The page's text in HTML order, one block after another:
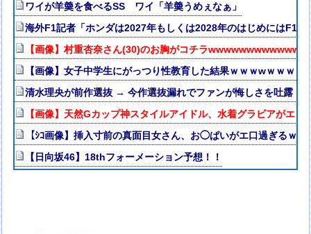
ワイが羊羮を食べるSS ワイ「羊羮うめぇなぁ」
海外F1記者「ホンダは2027年もしくは2028年のはじめにはF1
【画像】村重杏奈さん(30)のお胸がコチラwwwwwwwwwwww
【画像】女子中学生にがっつり性教育した結果ｗｗｗwｗｗｗｗ
清水理央が前作選抜 → 今作選抜漏れでファンが悔しさを吐露【
【画像】天然Gカップ神スタイルアイドル、水着グラビアがエ
【ｼｺ画像】挿入寸前の真面目女さん、お◯ぱいがエ口過ぎるｗ
【日向坂46】18thフォーメーション予想！！